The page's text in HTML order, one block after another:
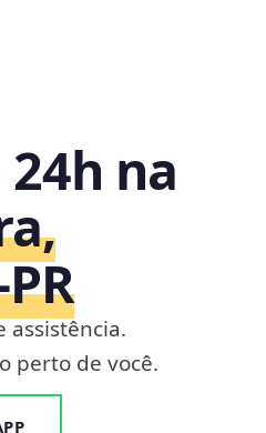
na
assistência.
perto de você.